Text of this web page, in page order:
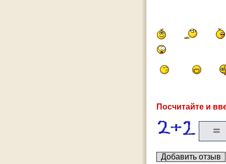
Посчитайте и